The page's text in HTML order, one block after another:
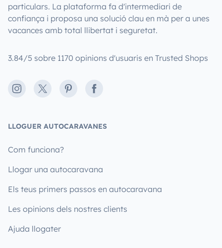
particulars. La plataforma fa d'intermediari de
confiança i proposa una solució clau en mà per a unes
vacances amb total llibertat i seguretat.
3.84/5 sobre 1170 opinions d'usuaris en Trusted Shops
Instagram
X PinterestFacebook
LLOGUER AUTOCARAVANES
Com funciona?
Llogar una autocaravana
Els teus primers passos en autocaravana
Les opinions dels nostres clients
Ajuda llogater